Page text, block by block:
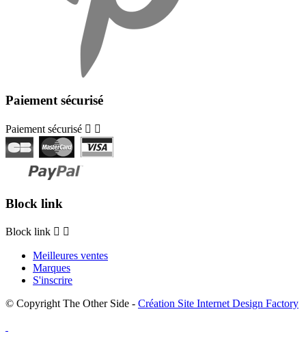
Paiement sécurisé
Paiement sécurisé  
Block link
Block link  
Meilleures ventes
Marques
S'inscrire
© Copyright The Other Side - Création Site Internet Design Factory